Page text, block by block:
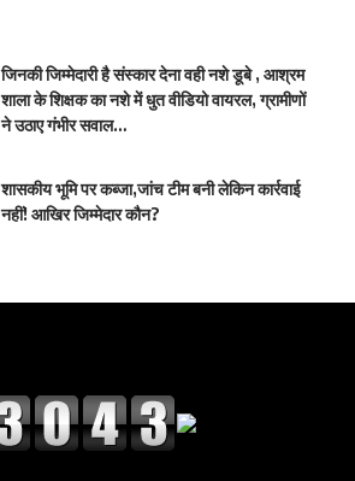
जिनकी जिम्मेदारी है संस्कार देना वही नशे डूबे , आश्रम
शाला के शिक्षक का नशे में धुत वीडियो वायरल, ग्रामीणों
ने उठाए गंभीर सवाल…
शासकीय भूमि पर कब्जा,जांच टीम बनी लेकिन कार्रवाई
नहीं! आखिर जिम्मेदार कौन?